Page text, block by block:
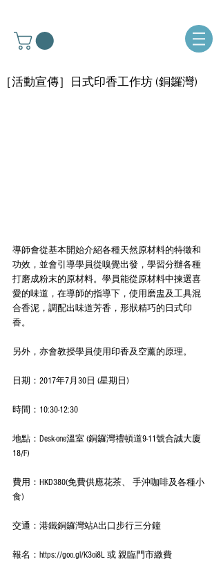
［活動宣傳］日式印香工作坊 (銅鑼灣)
導師會從基本開始介紹各種天然原材料的特徵和
功效，並會引導學員從嗅覺出發，學習分辦各種
打磨成粉末的原材料。學員能從原材料中揀選喜
愛的味道，在導師的指導下，使用磨盅及工具混
合香泥，調配出味道芳香，形狀精巧的日式印
香。
另外，亦會教授學員使用印香及空薰的原理。
日期：2017年7月30日 (星期日)
時間：10:30-12:30
地點：Desk-one溫室 (銅鑼灣禮頓道9-11號合誠大廈
18/F)
費用：HKD380(免費供應花茶、 手沖咖啡及各種小
食)
交通：港鐵銅鑼灣站A出口步行三分鐘
報名：https://goo.gl/K3oi8L 或 親臨門市繳費